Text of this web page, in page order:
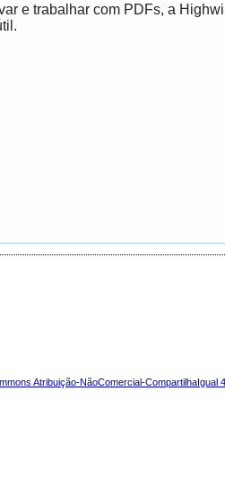
e trabalhar com PDFs, a
Atribuição-NãoComercial-CompartilhaIgual